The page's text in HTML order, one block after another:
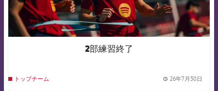
2部練習終了
トップチーム 26年7月30日